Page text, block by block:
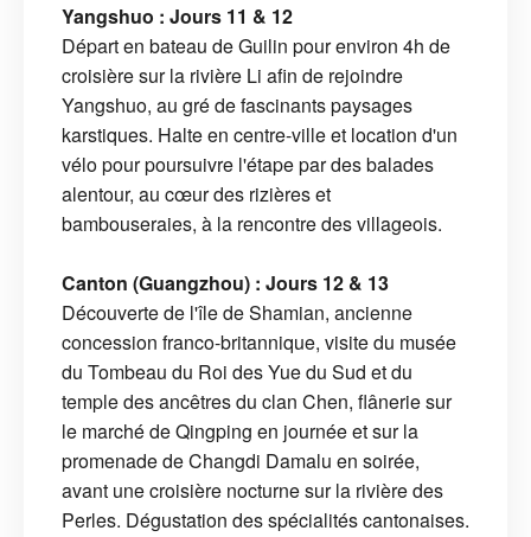
Yangshuo : Jours 11 & 12
Départ en bateau de Guilin pour environ 4h de
croisière sur la rivière Li afin de rejoindre
Yangshuo, au gré de fascinants paysages
karstiques. Halte en centre-ville et location d'un
vélo pour poursuivre l'étape par des balades
alentour, au cœur des rizières et
bambouseraies, à la rencontre des villageois.
Canton (Guangzhou) : Jours 12 & 13
Découverte de l'île de Shamian, ancienne
concession franco-britannique, visite du musée
du Tombeau du Roi des Yue du Sud et du
temple des ancêtres du clan Chen, flânerie sur
le marché de Qingping en journée et sur la
promenade de Changdi Damalu en soirée,
avant une croisière nocturne sur la rivière des
Perles. Dégustation des spécialités cantonaises.